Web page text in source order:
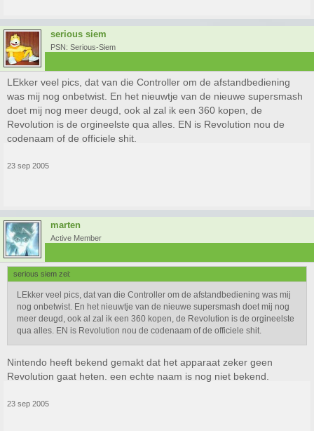
serious siem
PSN: Serious-Siem
LEkker veel pics, dat van die Controller om de afstandbediening
was mij nog onbetwist. En het nieuwtje van de nieuwe supersmash
doet mij nog meer deugd, ook al zal ik een 360 kopen, de
Revolution is de orgineelste qua alles. EN is Revolution nou de
codenaam of de officiele shit.
23 sep 2005
marten
Active Member
serious siem zei:
LEkker veel pics, dat van die Controller om de afstandbediening was mij
nog onbetwist. En het nieuwtje van de nieuwe supersmash doet mij nog
meer deugd, ook al zal ik een 360 kopen, de Revolution is de orgineelste
qua alles. EN is Revolution nou de codenaam of de officiele shit.
Nintendo heeft bekend gemakt dat het apparaat zeker geen
Revolution gaat heten. een echte naam is nog niet bekend.
23 sep 2005